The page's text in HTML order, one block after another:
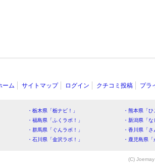
ーム サイトマップ ログイン クチコミ投稿 プラ
・栃木県「栃ナビ！」
・熊本県「
・福島県「ふくラボ！」
・新潟県「
・群馬県「ぐんラボ！」
・香川県「
・石川県「金沢ラボ！」
・鹿児島県
(C)